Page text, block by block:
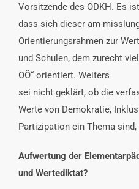
Vorsitzende des ÖDKH. Es
dass sich dieser am
Orientierungsrahmen zur
und Schulen, dem zurecht
OÖ“ orientiert. Weiters
sei nicht geklärt, ob die
Werte von Demokratie,
Partizipation ein Thema sind,
Aufwertung der
und Wertediktat?